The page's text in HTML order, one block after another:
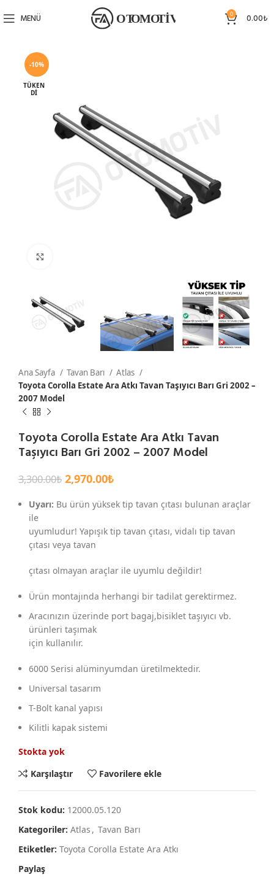
MENÜ 0 0.00₺
-10%
TÜKEN
DI
Ana Sayfa Tavan Barı
Atlas
Toyota Corolla Estate Ara Atkı Tavan Taşıyıcı Barı Gri 2002 –
2007 Model
Toyota Corolla Estate Ara Atkı Tavan
Taşıyıcı Barı Gri 2002 – 2007 Model
3,300.00₺ 2,970.00₺
Uyarı: Bu ürün yüksek tip tavan çıtası bulunan araçlar
ile
uyumludur! Yapışık tip tavan çıtası, vidalı tip tavan
çıtası veya tavan
çıtası olmayan araçlar ile uyumlu değildir!
Ürün montajında herhangi bir tadilat gerektirmez.
Aracınızın üzerinde port bagaj,bisiklet taşıyıcı vb.
ürünleri taşımak
için kullanılır.
6000 Serisi alüminyumdan üretilmektedir.
Universal tasarım
T-Bolt kanal yapısı
Kilitli kapak sistemi
Stokta yok
Karşılaştır
Favorilere ekle
Stok kodu: 12000.05.120
Kategoriler: Atlas , Tavan Barı
Etiketler: Toyota Corolla Estate Ara Atkı
Paylaş